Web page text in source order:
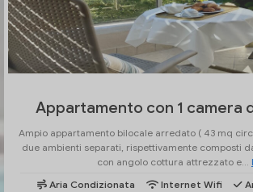
Appartamento con 1 camera
Ampio appartamento bilocale arredato ( 43 mq
due ambienti separati, rispettivamente composti
con angolo cottura attrezzato e...
Aria Condizionata
Internet Wifi